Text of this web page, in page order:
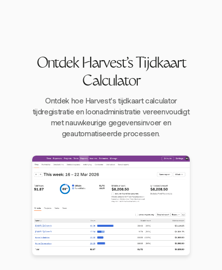
Ontdek Harvest's Tijdkaart
Calculator
Ontdek hoe Harvest's tijdkaart calculator
tijdregistratie en loonadministratie vereenvoudigt
met nauwkeurige gegevensinvoer en
geautomatiseerde processen.